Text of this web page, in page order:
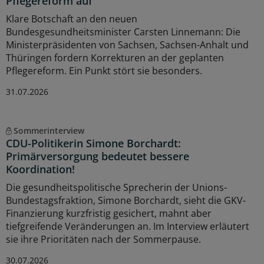
Klare Botschaft an den neuen
Bundesgesundheitsminister Carsten Linnemann: Die
Ministerpräsidenten von Sachsen, Sachsen-Anhalt und
Thüringen fordern Korrekturen an der geplanten
Pflegereform. Ein Punkt stört sie besonders.
31.07.2026
Sommerinterview
CDU-Politikerin Simone Borchardt:
Primärversorgung bedeutet bessere
Koordination!
Die gesundheitspolitische Sprecherin der Unions-
Bundestagsfraktion, Simone Borchardt, sieht die GKV-
Finanzierung kurzfristig gesichert, mahnt aber
tiefgreifende Veränderungen an. Im Interview erläutert
sie ihre Prioritäten nach der Sommerpause.
30.07.2026